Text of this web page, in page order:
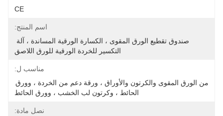
CE
اسم المنتج:
التكسير للخردة الورقية للورق اللاصق
مناسب ل:
الحائط ، وكرتون لب الخشب ، وورق الحائط
نصل مادة: